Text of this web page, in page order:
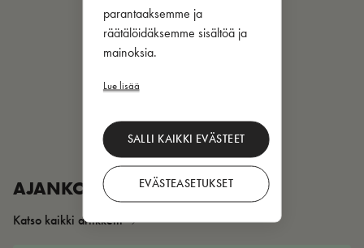
parantaaksemme ja
räätälöidäksemme sisältöä ja
mainoksia.
Lue lisää
SALLI KAIKKI EVÄSTEET
EVÄSTEASETUKSET
AJANKOHTAISTA
Katso kaikki artikkelit